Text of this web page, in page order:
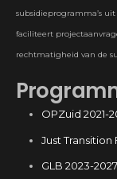
subsidieprogramma’s
faciliteert
rechtmatigheid van de
OPZuid 2021-
Just Transition
GLB 2023-2027